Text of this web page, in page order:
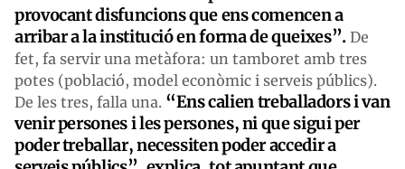
provocant disfuncions que ens comencen a
arribar a la institució en forma de queixes”.De
fet, fa servir una metàfora: un tamboret amb tres
potes (població, model econòmic i serveis públics).
De les tres, falla una. “Ens calien treballadors i van
venir persones i les persones, ni que sigui per
poder treballar, necessiten poder accedir a